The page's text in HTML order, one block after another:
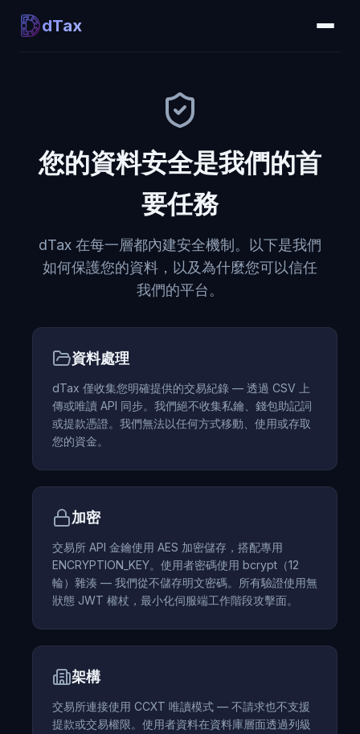
dTax
您的資料安全是我們的首
要任務
dTax 在每一層都內建安全機制。以下是我們
如何保護您的資料，以及為什麼您可以信任
我們的平台。
資料處理
dTax 僅收集您明確提供的交易紀錄 — 透過 CSV 上
傳或唯讀 API 同步。我們絕不收集私鑰、錢包助記詞
或提款憑證。我們無法以任何方式移動、使用或存取
您的資金。
加密
交易所 API 金鑰使用 AES 加密儲存，搭配專用
ENCRYPTION_KEY。使用者密碼使用 bcrypt（12
輪）雜湊 — 我們從不儲存明文密碼。所有驗證使用無
狀態 JWT 權杖，最小化伺服端工作階段攻擊面。
架構
交易所連接使用 CCXT 唯讀模式 — 不請求也不支援
提款或交易權限。使用者資料在資料庫層面透過列級